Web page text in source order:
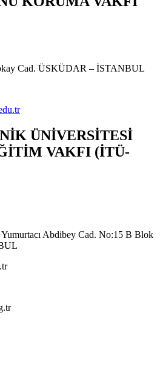
Cad. ÜSKÜDAR – İSTANBUL
ÜNİVERSİTESİ
VAKFI (İTÜ-
Abdibey Cad. No:15 B Blok